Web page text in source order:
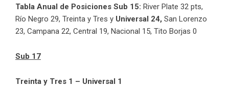
Tabla Anual de Posiciones Sub 15: River Plate 32 pts,
Río Negro 29, Treinta y Tres y Universal 24, San Lorenzo
23, Campana 22, Central 19, Nacional 15, Tito Borjas 0
Sub 17
Treinta y Tres 1 – Universal 1